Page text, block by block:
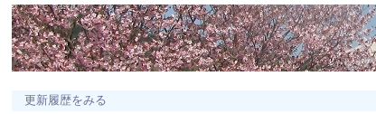
更新履歴をみる